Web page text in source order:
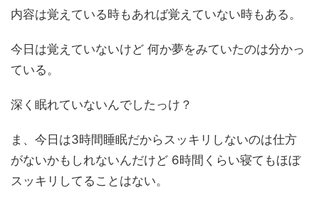
内容は覚えている時もあれば覚えていない時もある。
今日は覚えていないけど 何か夢をみていたのは分かっ
ている。
深く眠れていないんでしたっけ？
ま、今日は3時間睡眠だからスッキリしないのは仕方
がないかもしれないんだけど 6時間くらい寝てもほぼ
スッキリしてることはない。